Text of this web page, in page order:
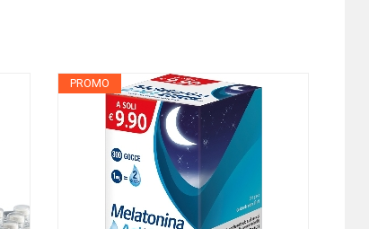
PROMO